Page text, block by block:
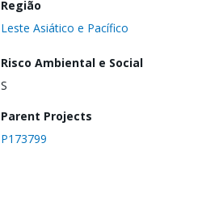
Região
Leste Asiático e Pacífico
Risco Ambiental e Social
S
Parent Projects
P173799